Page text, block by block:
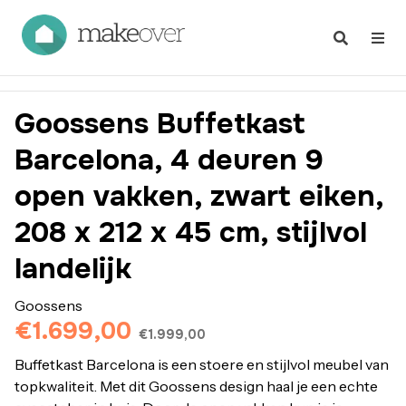
Goossens Buffetkast
Barcelona, 4 deuren 9
open vakken, zwart eiken,
208 x 212 x 45 cm, stijlvol
landelijk
Goossens
€1.699,00 €1.999,00
Buffetkast Barcelona is een stoere en stijlvol meubel van
topkwaliteit. Met dit Goossens design haal je een echte